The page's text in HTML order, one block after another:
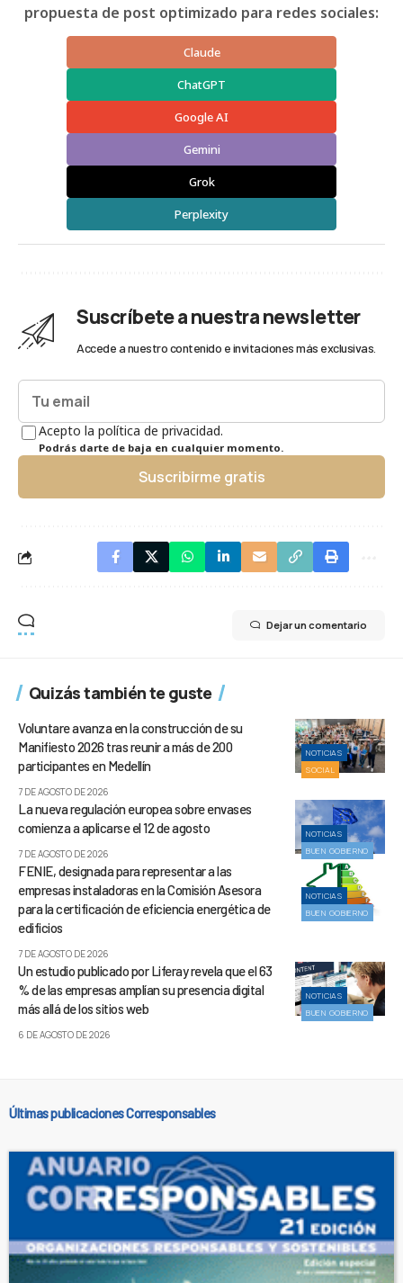
propuesta de post optimizado para redes sociales:
Claude
ChatGPT
Google AI
Gemini
Grok
Perplexity
Suscríbete a nuestra newsletter
Accede a nuestro contenido e invitaciones más exclusivas.
Acepto la política de privacidad.
Podrás darte de baja en cualquier momento.
Suscribirme gratis
Dejar un comentario
Quizás también te guste
NOTICIAS
SOCIAL
Voluntare avanza en la construcción de su
Manifiesto 2026 tras reunir a más de 200
participantes en Medellín
7 DE AGOSTO DE 2026
NOTICIAS
BUEN GOBIERNO
La nueva regulación europea sobre envases
comienza a aplicarse el 12 de agosto
7 DE AGOSTO DE 2026
NOTICIAS
BUEN GOBIERNO
FENIE, designada para representar a las
empresas instaladoras en la Comisión Asesora
para la certificación de eficiencia energética de
edificios
7 DE AGOSTO DE 2026
NOTICIAS
BUEN GOBIERNO
Un estudio publicado por Liferay revela que el 63
% de las empresas amplían su presencia digital
más allá de los sitios web
6 DE AGOSTO DE 2026
Últimas publicaciones Corresponsables